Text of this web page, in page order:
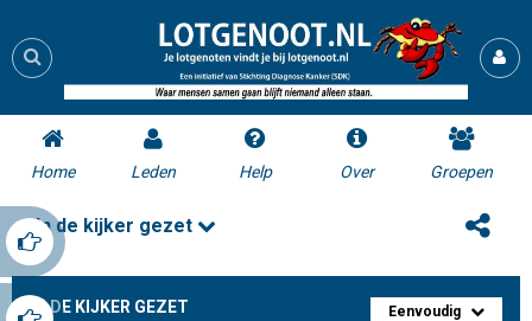
Home Leden Help Over Groepen
In de kijker gezet
IN DE KIJKER GEZET Eenvoudig